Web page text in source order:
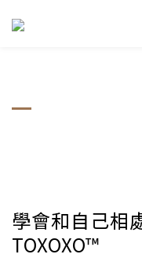
學會和自己相
TOXOXO™